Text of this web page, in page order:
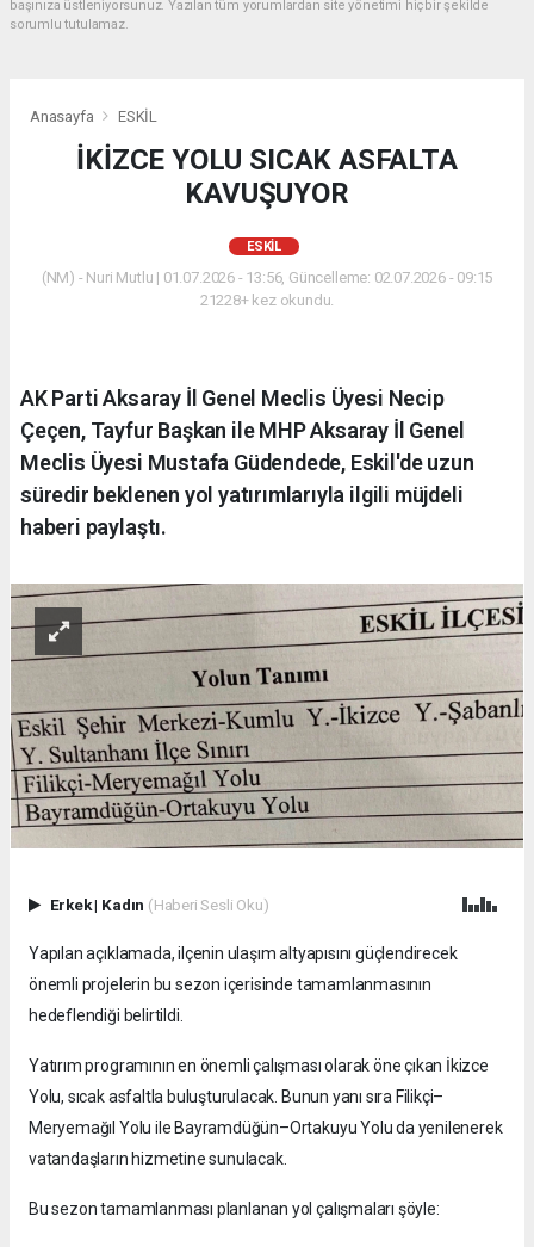
başınıza üstleniyorsunuz. Yazılan tüm yorumlardan site yönetimi hiçbir şekilde
sorumlu tutulamaz.
Anasayfa ESKİL
İKİZCE YOLU SICAK ASFALTA
KAVUŞUYOR
ESKİL
(NM) - Nuri Mutlu | 01.07.2026 - 13:56, Güncelleme: 02.07.2026 - 09:15
21228+ kez okundu.
AK Parti Aksaray İl Genel Meclis Üyesi Necip
Çeçen, Tayfur Başkan ile MHP Aksaray İl Genel
Meclis Üyesi Mustafa Güdendede, Eskil'de uzun
süredir beklenen yol yatırımlarıyla ilgili müjdeli
haberi paylaştı.
Erkek| Kadın (Haberi Sesli Oku)
Yapılan açıklamada, ilçenin ulaşım altyapısını güçlendirecek
önemli projelerin bu sezon içerisinde tamamlanmasının
hedeflendiği belirtildi.
Yatırım programının en önemli çalışması olarak öne çıkan İkizce
Yolu, sıcak asfaltla buluşturulacak. Bunun yanı sıra Filikçi–
Meryemağıl Yolu ile Bayramdüğün–Ortakuyu Yolu da yenilenerek
vatandaşların hizmetine sunulacak.
Bu sezon tamamlanması planlanan yol çalışmaları şöyle: